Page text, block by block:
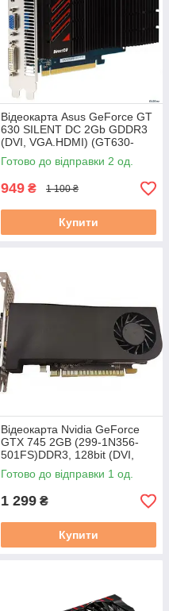
Відеокарта Asus GeForce GT
630 SILENT DC 2Gb GDDR3
(DVI, VGA.HDMI) (GT630-
DCSL-2GD3) бу
Готово до відправки 2 од.
949 ₴ 1 100 ₴
Купити
Відеокарта Nvidia GeForce
GTX 745 2GB (299-1N356-
501FS)DDR3, 128bit (DVI,
2*DP) бу
Готово до відправки 1 од.
1 299 ₴
Купити